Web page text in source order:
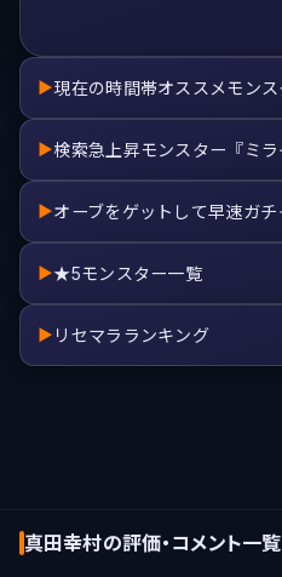
▶現在の時間帯オススメモンス
▶検索急上昇モンスター『ミラ
▶オーブをゲットして早速ガチ
▶★5モンスター一覧
▶ リセマラランキング
真田幸村の評価・コメント一覧